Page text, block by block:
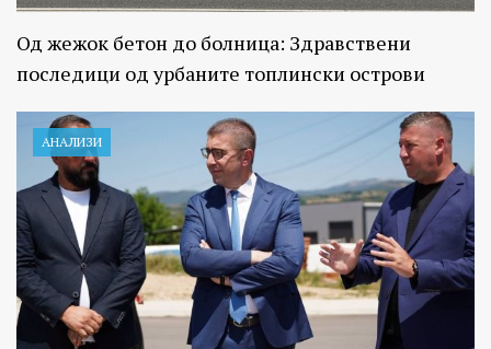
Од жежок бетон до болница: Здравствени
последици од урбаните топлински острови
АНАЛИЗИ